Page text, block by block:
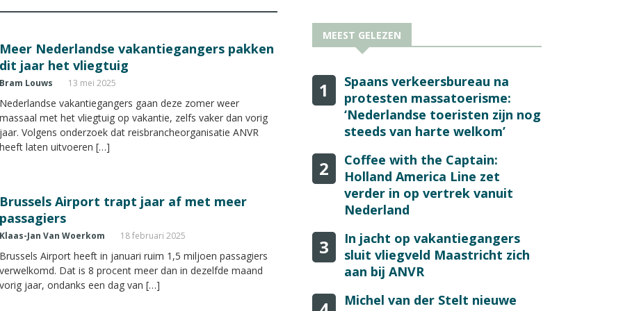
Meer Nederlandse vakantiegangers pakken
dit jaar het vliegtuig
Bram Louws 13 mei 2025
Nederlandse vakantiegangers gaan deze zomer weer
massaal met het vliegtuig op vakantie, zelfs vaker dan vorig
jaar. Volgens onderzoek dat reisbrancheorganisatie ANVR
heeft laten uitvoeren […]
Brussels Airport trapt jaar af met meer
passagiers
Klaas-Jan Van Woerkom 18 februari 2025
Brussels Airport heeft in januari ruim 1,5 miljoen passagiers
verwelkomd. Dat is 8 procent meer dan in dezelfde maand
vorig jaar, ondanks een dag van […]
MEEST GELEZEN
1
Spaans verkeersbureau na
protesten massatoerisme:
‘Nederlandse toeristen zijn nog
steeds van harte welkom’
2
Coffee with the Captain:
Holland America Line zet
verder in op vertrek vanuit
Nederland
3
In jacht op vakantiegangers
sluit vliegveld Maastricht zich
aan bij ANVR
Michel van der Stelt nieuwe